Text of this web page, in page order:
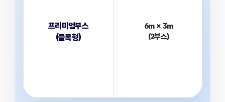
프리미엄부스
(블록형)
6m × 3m
(2부스)